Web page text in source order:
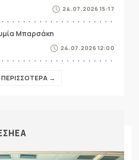
24.07.2026 15:17
Μπαρσάκη
24.07.2026 12:00
ΠΕΡΙΣΣΟΤΕΡΑ →